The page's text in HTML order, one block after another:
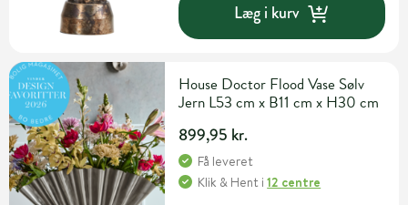
Læg i kurv
House Doctor Flood Vase Sølv
Jern L53 cm x B11 cm x H30 cm
899,95 kr.
Få leveret
Klik & Hent i12 centre